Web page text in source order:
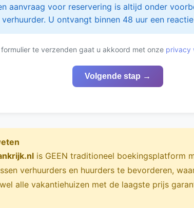
aanvraag voor reservering is altijd onder
U ontvangt binnen 48 uur een
te verzenden gaat u akkoord met onze privacy
Volgende stap →
is GEEN traditioneel boekingsplatform
verhuurders en huurders te bevorderen,
alle vakantiehuizen met de laagste prijs